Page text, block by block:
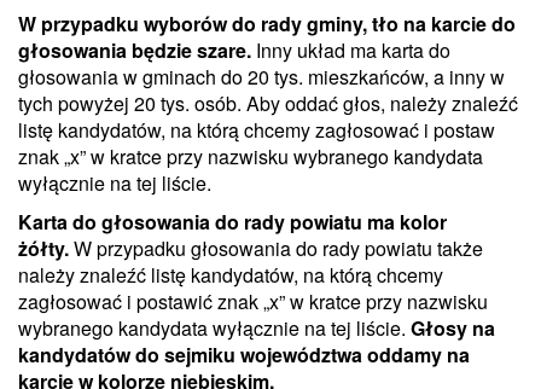
W przypadku wyborów do rady gminy, tło na karcie do
głosowania będzie szare. Inny układ ma karta do
głosowania w gminach do 20 tys. mieszkańców, a inny w
tych powyżej 20 tys. osób. Aby oddać głos, należy znaleźć
listę kandydatów, na którą chcemy zagłosować i postaw
znak „x” w kratce przy nazwisku wybranego kandydata
wyłącznie na tej liście.
Karta do głosowania do rady powiatu ma kolor
żółty.W przypadku głosowania do rady powiatu także
należy znaleźć listę kandydatów, na którą chcemy
zagłosować i postawić znak „x” w kratce przy nazwisku
wybranego kandydata wyłącznie na tej liście. Głosy na
kandydatów do sejmiku województwa oddamy na
karcie w kolorze niebieskim.